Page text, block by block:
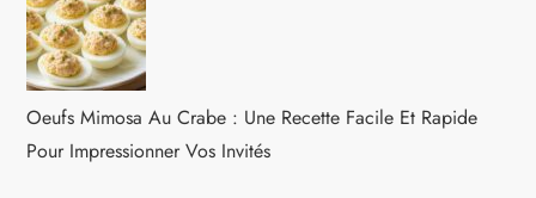
Oeufs Mimosa Au Crabe : Une Recette Facile Et Rapide
Pour Impressionner Vos Invités